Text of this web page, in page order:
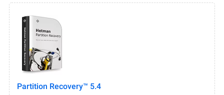
Partition Recovery™ 5.4